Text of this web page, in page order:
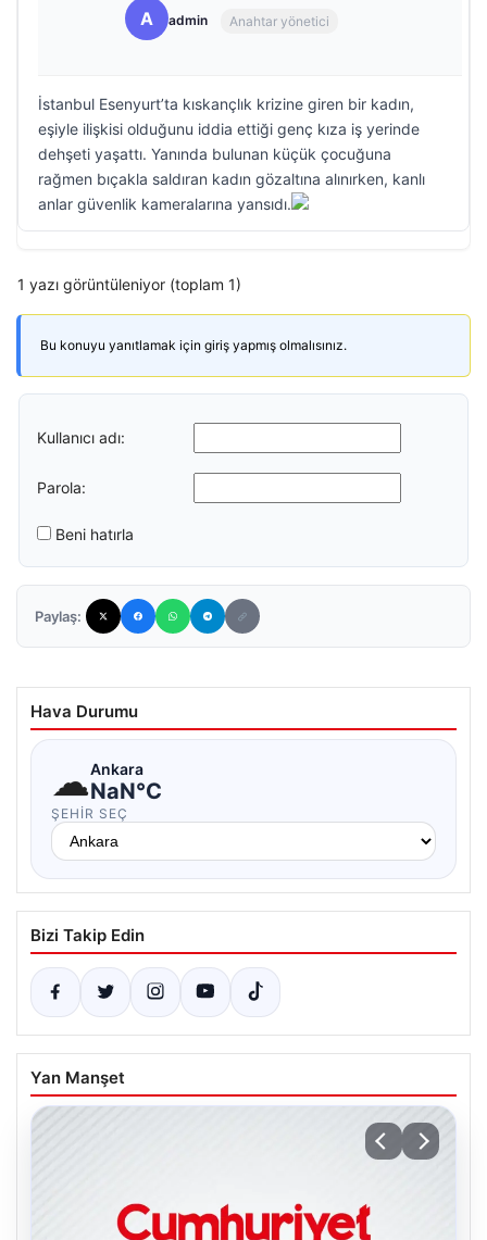
A admin Anahtar yönetici
İstanbul Esenyurt’ta kıskançlık krizine giren bir kadın,
eşiyle ilişkisi olduğunu iddia ettiği genç kıza iş yerinde
dehşeti yaşattı. Yanında bulunan küçük çocuğuna
rağmen bıçakla saldıran kadın gözaltına alınırken, kanlı
anlar güvenlik kameralarına yansıdı.
1 yazı görüntüleniyor (toplam 1)
Bu konuyu yanıtlamak için giriş yapmış olmalısınız.
Kullanıcı adı:
Parola:
Beni hatırla
Paylaş:
Hava Durumu
☁Ankara
NaN°C
ŞEHIR SEÇ
Bizi Takip Edin
Yan Manşet